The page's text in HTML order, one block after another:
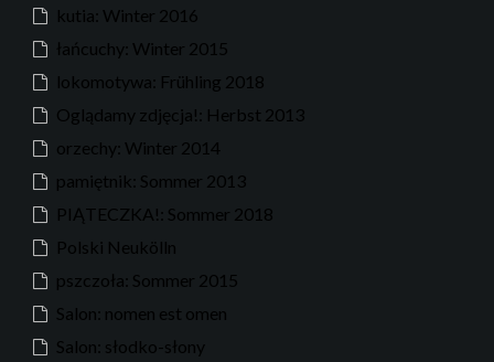
kutia: Winter 2016
łańcuchy: Winter 2015
lokomotywa: Frühling 2018
Oglądamy zdjęcja!: Herbst 2013
orzechy: Winter 2014
pamiętnik: Sommer 2013
PIĄTECZKA!: Sommer 2018
Polski Neukölln
pszczoła: Sommer 2015
Salon: nomen est omen
Salon: słodko-słony